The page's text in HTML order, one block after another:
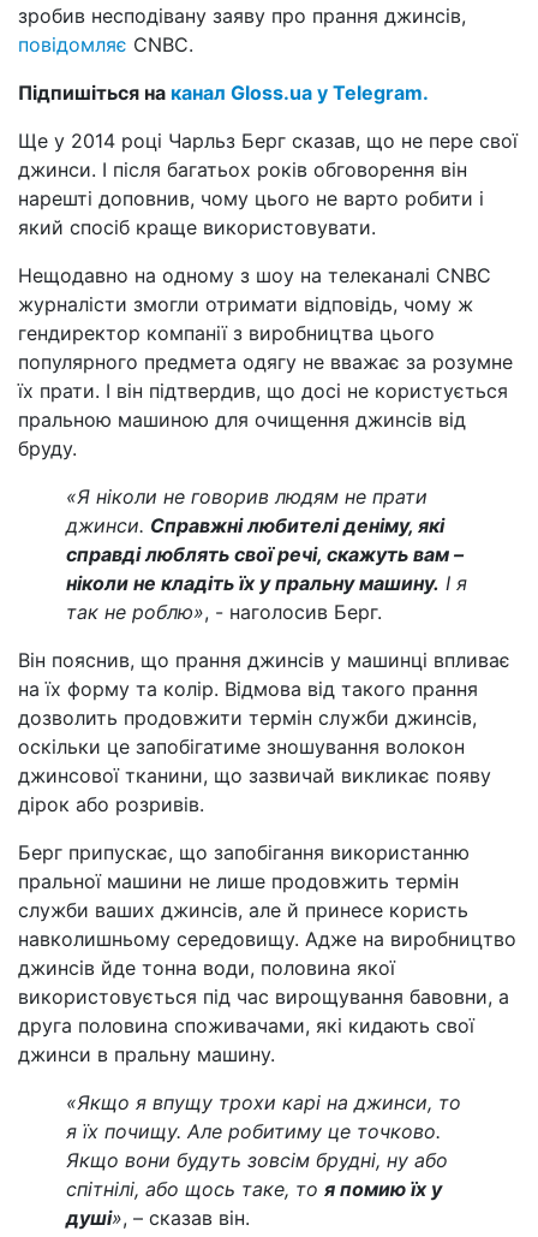
зробив несподівану заяву про прання джинсів,
повідомляє CNBC.
Підпишіться на канал Gloss.ua у Telegram.
Ще у 2014 році Чарльз Берг сказав, що не пере свої
джинси. І після багатьох років обговорення він
нарешті доповнив, чому цього не варто робити і
який спосіб краще використовувати.
Нещодавно на одному з шоу на телеканалі CNBC
журналісти змогли отримати відповідь, чому ж
гендиректор компанії з виробництва цього
популярного предмета одягу не вважає за розумне
їх прати. І він підтвердив, що досі не користується
пральною машиною для очищення джинсів від
бруду.
«Я ніколи не говорив людям не прати
джинси. Справжні любителі деніму, які
справді люблять свої речі, скажуть вам –
ніколи не кладіть їх у пральну машину. І я
так не роблю», - наголосив Берг.
Він пояснив, що прання джинсів у машинці впливає
на їх форму та колір. Відмова від такого прання
дозволить продовжити термін служби джинсів,
оскільки це запобігатиме зношування волокон
джинсової тканини, що зазвичай викликає появу
дірок або розривів.
Берг припускає, що запобігання використанню
пральної машини не лише продовжить термін
служби ваших джинсів, але й принесе користь
навколишньому середовищу. Адже на виробництво
джинсів йде тонна води, половина якої
використовується під час вирощування бавовни, а
друга половина споживачами, які кидають свої
джинси в пральну машину.
«Якщо я впущу трохи карі на джинси, то
я їх почищу. Але робитиму це точково.
Якщо вони будуть зовсім брудні, ну або
спітнілі, або щось таке, то я помию їх у
душі», – сказав він.